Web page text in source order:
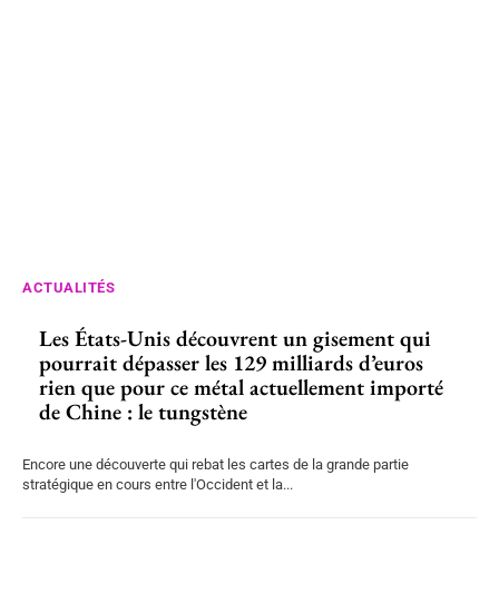
ACTUALITÉS
Les États-Unis découvrent un gisement qui
pourrait dépasser les 129 milliards d’euros
rien que pour ce métal actuellement importé
de Chine : le tungstène
Encore une découverte qui rebat les cartes de la grande partie
stratégique en cours entre l'Occident et la...